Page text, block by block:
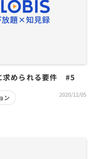
求められる要件 #5
ン
2020/12/05